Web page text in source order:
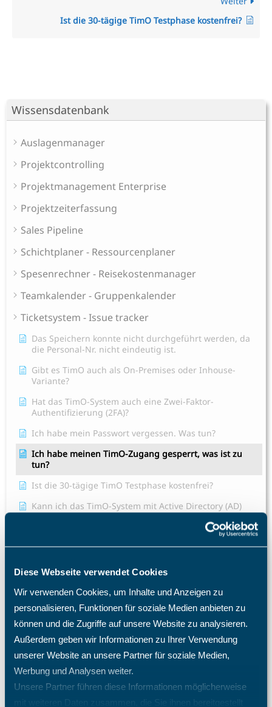
Diese Webseite verwendet Cookies
Wir verwenden Cookies, um Inhalte und Anzeigen zu
personalisieren, Funktionen für soziale Medien anbieten zu
können und die Zugriffe auf unsere Website zu analysieren.
Außerdem geben wir Informationen zu Ihrer Verwendung
unserer Website an unsere Partner für soziale Medien,
Werbung und Analysen weiter.
Unsere Partner führen diese Informationen möglicherweise
mit weiteren Daten zusammen, die Sie ihnen bereitgestellt
Wissensdatenbank
Auslagenmanager
Projektcontrolling
Projektmanagement Enterprise
Projektzeiterfassung
Sales Pipeline
Schichtplaner - Ressourcenplaner
Spesenrechner - Reisekostenmanager
Teamkalender - Gruppenkalender
Ticketsystem - Issue tracker
Das Speichern konnte nicht durchgeführt werden, da
die Personal-Nr. nicht eindeutig ist.
Gibt es TimO auch als On-Premises oder Inhouse-
Variante?
Hat das TimO-System auch eine Zwei-Faktor-
Authentifizierung (2FA)?
Ich habe mein Passwort vergessen. Was tun?
Ich habe meinen TimO-Zugang gesperrt, was ist zu
tun?
Ist die 30-tägige TimO Testphase kostenfrei?
Kann ich das TimO-System mit Active Directory (AD)
Entra SSO SAML 2.0 verknüpfen?
Mitarbeiter E-Mail Benachrichtigung Konfiguration
Warum benötige ich eine TimO-Lizenz, wie hoch sind
meine Lizenzkosten und wie erhöhe ich die Anzahl der
Warum fehlen mir bestimmte Menüpunkte und
Einträge im Menü?
Was passiert nach einer Löschung eines Mitarbeiters?
Welche Import- und Exportmöglichkeiten gibt es in
TimO?
Ist die 30-tägige TimO Testphase kostenfrei?